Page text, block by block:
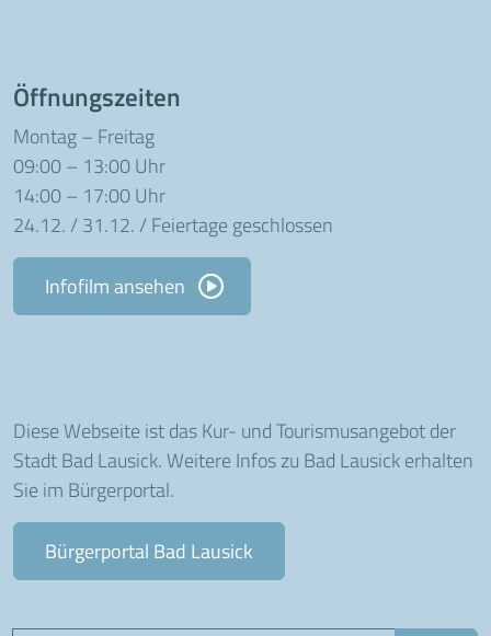
Öffnungszeiten
Montag – Freitag
09:00 – 13:00 Uhr
14:00 – 17:00 Uhr
24.12. / 31.12. / Feiertage geschlossen
Infofilm ansehen
Diese Webseite ist das Kur- und Tourismusangebot der
Stadt Bad Lausick. Weitere Infos zu Bad Lausick erhalten
Sie im Bürgerportal.
Bürgerportal Bad Lausick